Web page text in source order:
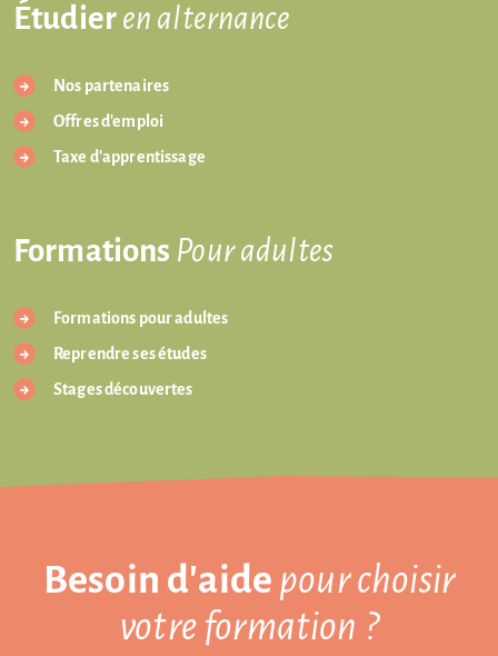
Étudieren alternance
Nos partenaires
Offres d'emploi
Taxe d'apprentissage
Formations Pour adultes
Formations pour adultes
Reprendre ses études
Stages découvertes
Besoin d'aide pour choisir
votre formation ?